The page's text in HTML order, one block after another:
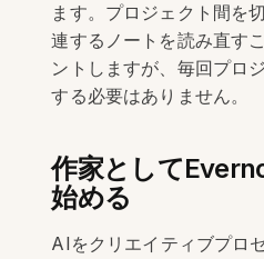
ます。プロジェクト間を
連するノートを読み直す
ントしますが、毎回プロ
する必要はありません。
作家として
始める
AIをクリエイティブプロ